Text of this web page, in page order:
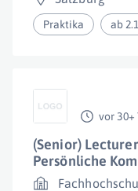
Praktika ab
vor 30+
(Senior)
Persönliche